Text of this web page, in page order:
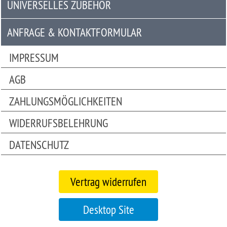
Universelles
Zubehör
Anfrage
&
Kontaktformular
Garage
|
Carport
UNIVERSELLES ZUBEHÖR
ANFRAGE & KONTAKTFORMULAR
IMPRESSUM
AGB
ZAHLUNGSMÖGLICHKEITEN
WIDERRUFSBELEHRUNG
DATENSCHUTZ
Vertrag widerrufen
Desktop Site